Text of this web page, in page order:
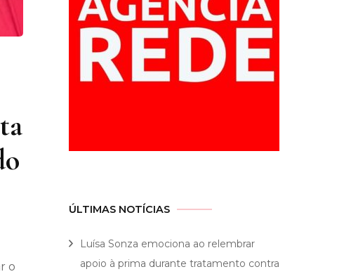
o
ÚLTIMAS NOTÍCIAS
Luísa Sonza emociona ao relembrar
apoio à prima durante tratamento contra